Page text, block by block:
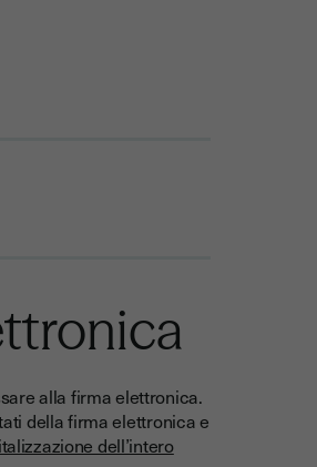
alla firma elettronica.
della firma elettronica e
dell’intero